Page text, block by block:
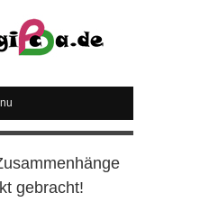
gebracht!